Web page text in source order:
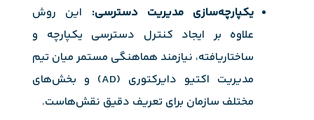
یکپارچه‌سازی مدیریت دسترسی: این روش
علاوه بر ایجاد کنترل دسترسی یکپارچه و
ساختاریافته، نیازمند هماهنگی مستمر میان تیم
مدیریت اکتیو دایرکتوری (AD) و بخش‌های
مختلف سازمان برای تعریف دقیق نقش‌هاست.